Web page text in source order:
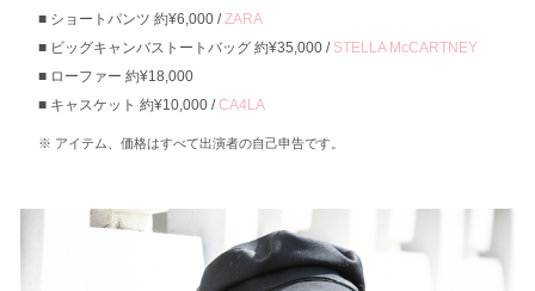
ショートパンツ 約¥6,000 /ZARA
ビッグキャンバストートバッグ 約¥35,000 / STELLA McCARTNEY
ローファー 約¥18,000
キャスケット 約¥10,000 /CA4LA
アイテム、価格はすべて出演者の自己申告です。